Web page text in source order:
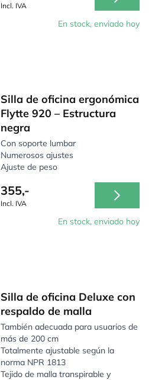
Incl. IVA
En stock, enviado hoy
Silla de oficina ergonómica
Flytte 920 – Estructura
negra
Con soporte lumbar
Numerosos ajustes
Ajuste de peso
355,-
Incl. IVA
En stock, enviado hoy
Silla de oficina Deluxe con
respaldo de malla
También adecuada para usuarios de
más de 200 cm
Totalmente ajustable según la
norma NPR 1813
Tejido de malla transpirable y